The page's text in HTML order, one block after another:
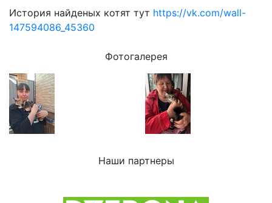
История найденых котят тут https://vk.com/wall-
147594086_45360
Фотогалерея
Наши партнеры